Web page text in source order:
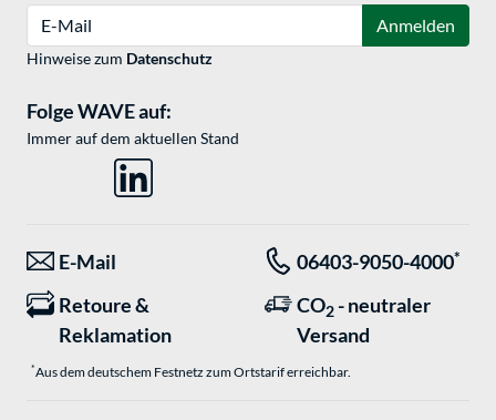
Anmelden
Hinweise zum Datenschutz
Folge WAVE auf:
Immer auf dem aktuellen Stand
E-Mail 06403-9050-4000*
Retoure &
Reklamation
CO2 - neutraler
Versand
*Aus dem deutschem Festnetz zum Ortstarif erreichbar.